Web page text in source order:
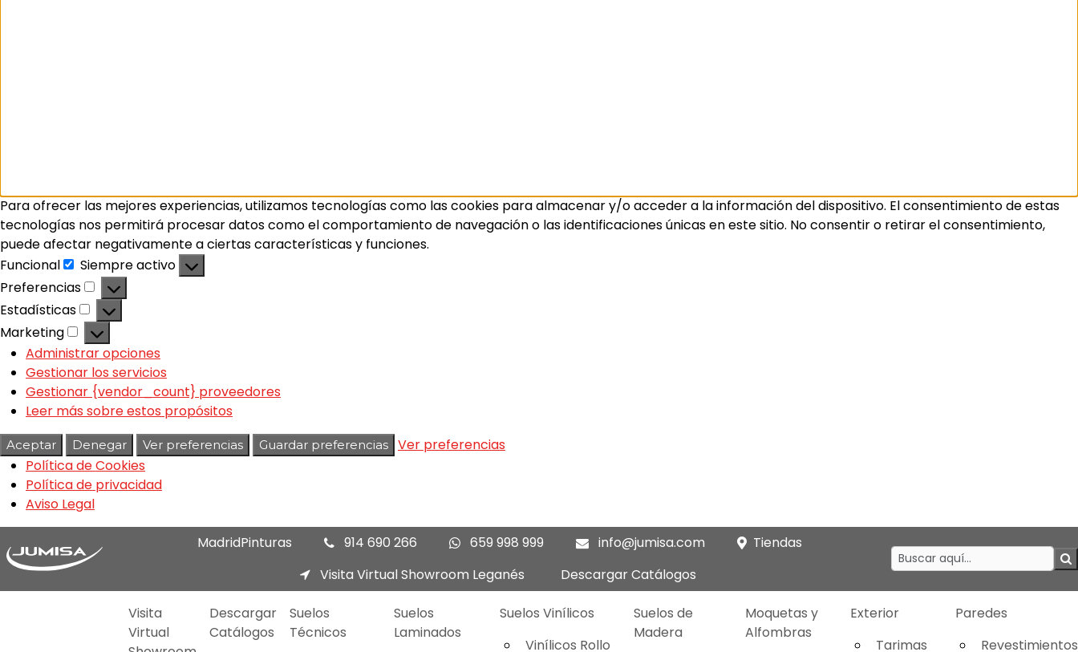
Para ofrecer las mejores experiencias, utilizamos tecnologías como las cookies para almacenar y/o acceder a la información del dispositivo. El consentimiento de estas
tecnologías nos permitirá procesar datos como el comportamiento de navegación o las identificaciones únicas en este sitio. No consentir o retirar el consentimiento,
puede afectar negativamente a ciertas características y funciones.
Funcional
Siempre activo
Preferencias
Estadísticas
Marketing
Administrar opciones
Gestionar los servicios
Gestionar {vendor_count} proveedores
Leer más sobre estos propósitos
Aceptar Denegar Ver preferencias Guardar preferencias
Ver preferencias
Política de Cookies
Política de privacidad
Aviso Legal
MadridPinturas 914 690 266 659 998 999 info@jumisa.com
Tiendas
Visita Virtual Showroom Leganés
Descargar Catálogos
Visita
Virtual
Descargar
Catálogos
Suelos
Técnicos
Suelos
Laminados
Suelos Vinílicos
Vinílicos Rollo
Suelos de
Madera
Moquetas y
Alfombras
Exterior
Tarimas
Paredes
Revestimientos